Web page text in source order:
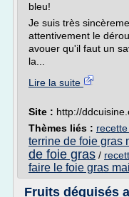
bleu!
Je suis très
attentivement le
avouer qu'il faut un
la...
Lire la suite
Site : http://
Thèmes liés :
terrine de foie gras
de foie gras /
faire le foie gras
Fruits déguisés